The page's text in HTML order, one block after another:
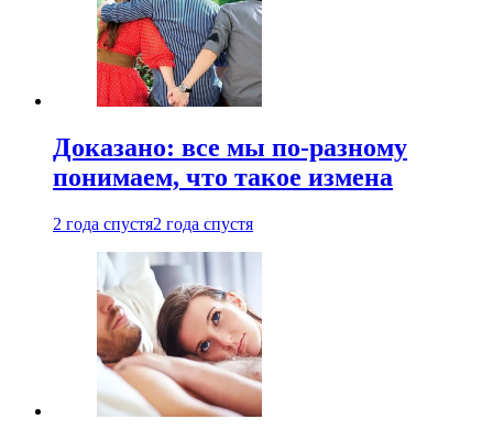
Доказано: все мы по-разному
понимаем, что такое измена
2 года спустя2 года спустя